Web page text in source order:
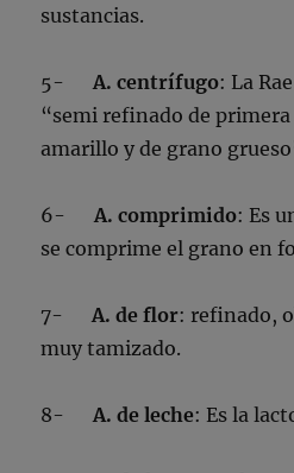
sustancias.
5-A. centrífugo: La
“semi refinado de
amarillo y de grano
6-A. comprimido: Es
se comprime el grano en
7-A. de flor: refinado,
muy tamizado.
8-A. de leche: Es la